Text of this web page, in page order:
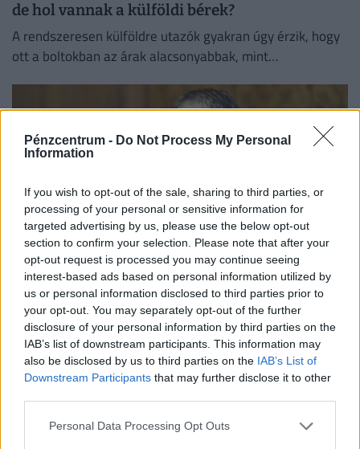
Pénzcentrum - Do Not Process My Personal
Information
If you wish to opt-out of the sale, sharing to third parties, or
processing of your personal or sensitive information for
targeted advertising by us, please use the below opt-out
section to confirm your selection. Please note that after your
opt-out request is processed you may continue seeing
interest-based ads based on personal information utilized by
us or personal information disclosed to third parties prior to
your opt-out. You may separately opt-out of the further
disclosure of your personal information by third parties on the
IAB’s list of downstream participants. This information may
also be disclosed by us to third parties on the IAB’s List of
Downstream Participants that may further disclose it to other
Personal Data Processing Opt Outs
de hol vannak a külföldi bérek?
A rendszeresen külföldre utazók gyakran úgy érzik, hogy
ott a boltokban az árak alacsonyabbak, mint
Lépett a kormány, fontos nemzetközi pozícióba
került Kármán András pénzügyminiszter
Helyettes kormányzóvá nevezte ki a kormány Kármán
András pénzügyminisztert a Nemzetközi Valutaalap
kormányzótanácsában.